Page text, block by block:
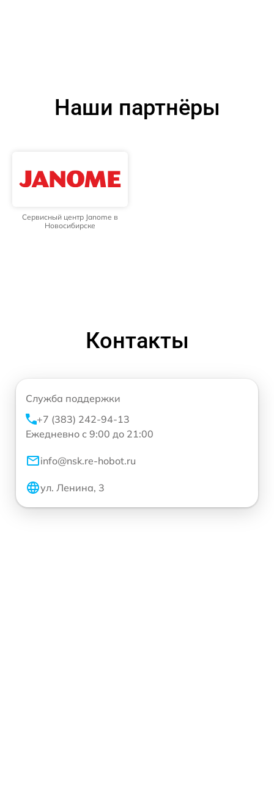
Наши партнёры
Сервисный центр Janome в
Новосибирске
Контакты
Служба поддержки
+7 (383) 242-94-13
Ежедневно с 9:00 до 21:00
info@nsk.re-hobot.ru
ул. Ленина, 3